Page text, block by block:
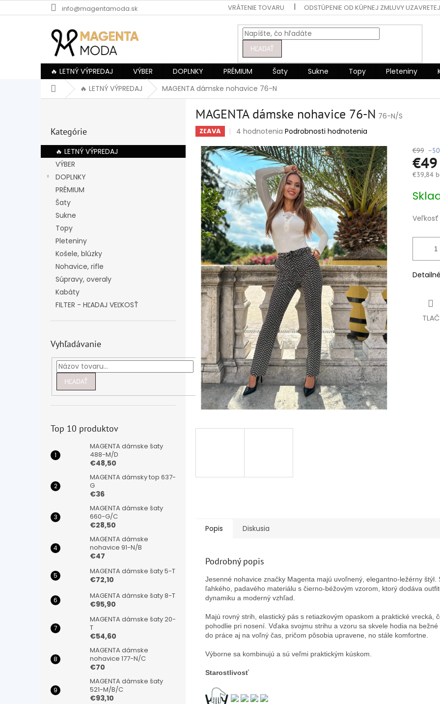
na
info@magentamoda.sk VRÁTENIE TOVARU ODSTÚPENIE OD KÚPNEJ ZMLUVY UZAVRETEJ
HĽADAŤ
🔥 LETNÝ VÝPREDAJ VÝBER DOPLNKY PRÉMIUM Šaty Sukne Topy Pleteniny
Domov🔥 LETNÝ VÝPREDAJ MAGENTA dámske nohavice 76-N
ý
p
kategórie
Kategórie
🔥 LETNÝ VÝPREDAJ
VÝBER
DOPLNKY
PRÉMIUM
Šaty
Sukne
Topy
Pleteniny
Košele, blúzky
Nohavice, rifle
Súpravy, overaly
Kabáty
FILTER - HĽADAJ VEĽKOSŤ
Vyhľadávanie
HĽADAŤ
Top 10 produktov
MAGENTA dámske šaty
488-M/D
€48,50
MAGENTA dámsky top 637-
G
€36
MAGENTA dámske šaty
660-G/C
€28,50
MAGENTA dámske
nohavice 91-N/B
€47
MAGENTA dámske šaty 5-T
€72,10
MAGENTA dámske šaty 8-T
€95,90
MAGENTA dámske šaty 20-
T
€54,60
MAGENTA dámske
nohavice 177-N/C
€70
MAGENTA dámske šaty
521-M/B/C
€93,10
MAGENTA dámske nohavice 76-N 76-N/S
ZĽAVA
Priemerné
produktu
je
z
5
hviezdičiek.
4 hodnotenia Podrobnosti hodnotenia
€99
€49
€39,84
cena:
Veľkosť
TLAČ
Popis Diskusia
Podrobný popis
Jesenné nohavice značky Magenta majú uvoľnený, elegantno-ležérny štýl.
ľahkého, padavého materiálu s čierno-béžovým vzorom, ktorý dodáva
dynamiku a moderný vzhľad.
Majú rovný strih, elastický pás s retiazkovým opaskom a praktické vrecká,
pohodlie pri nosení. Vďaka svojmu strihu a vzoru sa skvele hodia na bežné
do práce aj na voľný čas, pričom pôsobia upravene, no stále komfortne.
Výborne sa kombinujú a sú veľmi praktickým kúskom.
Starostlivosť